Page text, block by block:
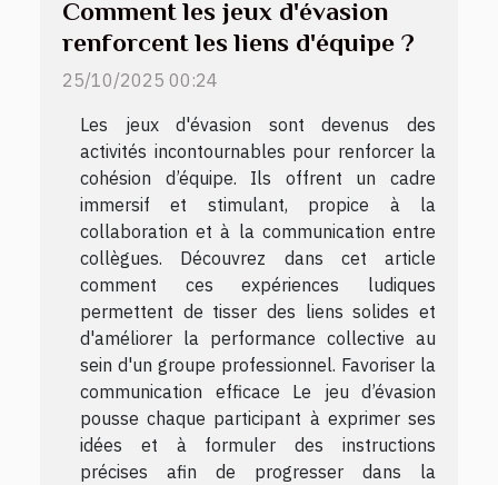
Comment les jeux d'évasion
renforcent les liens d'équipe ?
25/10/2025 00:24
Les jeux d'évasion sont devenus des
activités incontournables pour renforcer la
cohésion d’équipe. Ils offrent un cadre
immersif et stimulant, propice à la
collaboration et à la communication entre
collègues. Découvrez dans cet article
comment ces expériences ludiques
permettent de tisser des liens solides et
d'améliorer la performance collective au
sein d'un groupe professionnel. Favoriser la
communication efficace Le jeu d’évasion
pousse chaque participant à exprimer ses
idées et à formuler des instructions
précises afin de progresser dans la